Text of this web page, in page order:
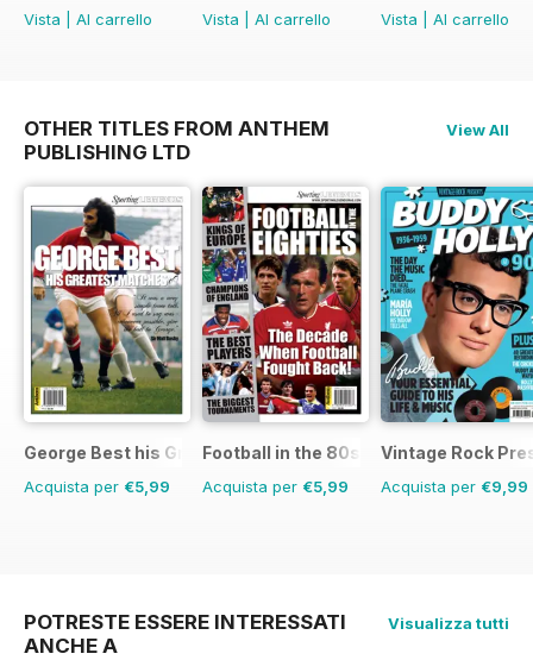
Vista
Al carrello
Vista
Al carrello
Vista
Al carrello
OTHER TITLES FROM ANTHEM
PUBLISHING LTD
View All
George Best his Greatest Matches
Acquista per €5,99
Football in the 80s
Acquista per €5,99
Vintage Rock
Acquista per €9,99
POTRESTE ESSERE INTERESSATI
ANCHE A
Visualizza tutti